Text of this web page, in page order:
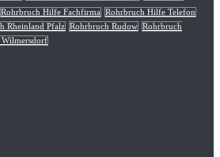
Rohrbruch Hilfe Fachfirma
Rohrbruch Hilfe Telefon
Rheinland Pfalz Rohrbruch Rudow Rohrbruch